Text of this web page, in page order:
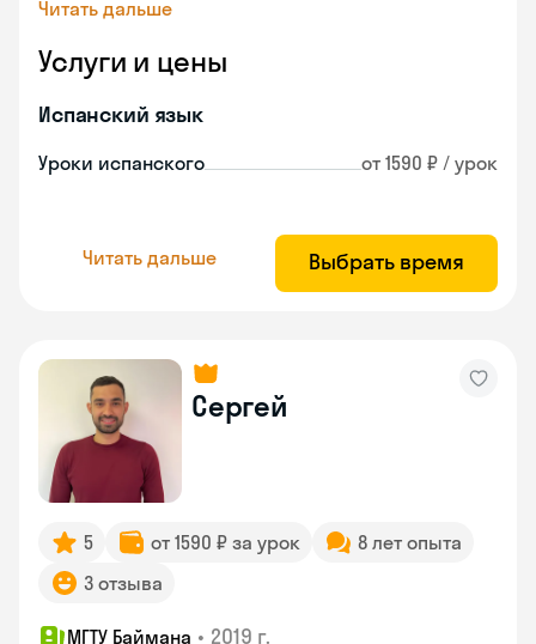
Читать дальше
Услуги и цены
Испанский язык
Уроки испанского от 1590 ₽ / урок
Читать дальше Выбрать время
Сергей
5 от 1590 ₽ за урок
8 лет опыта
3 отзыва
МГТУ Баймана • 2019 г.